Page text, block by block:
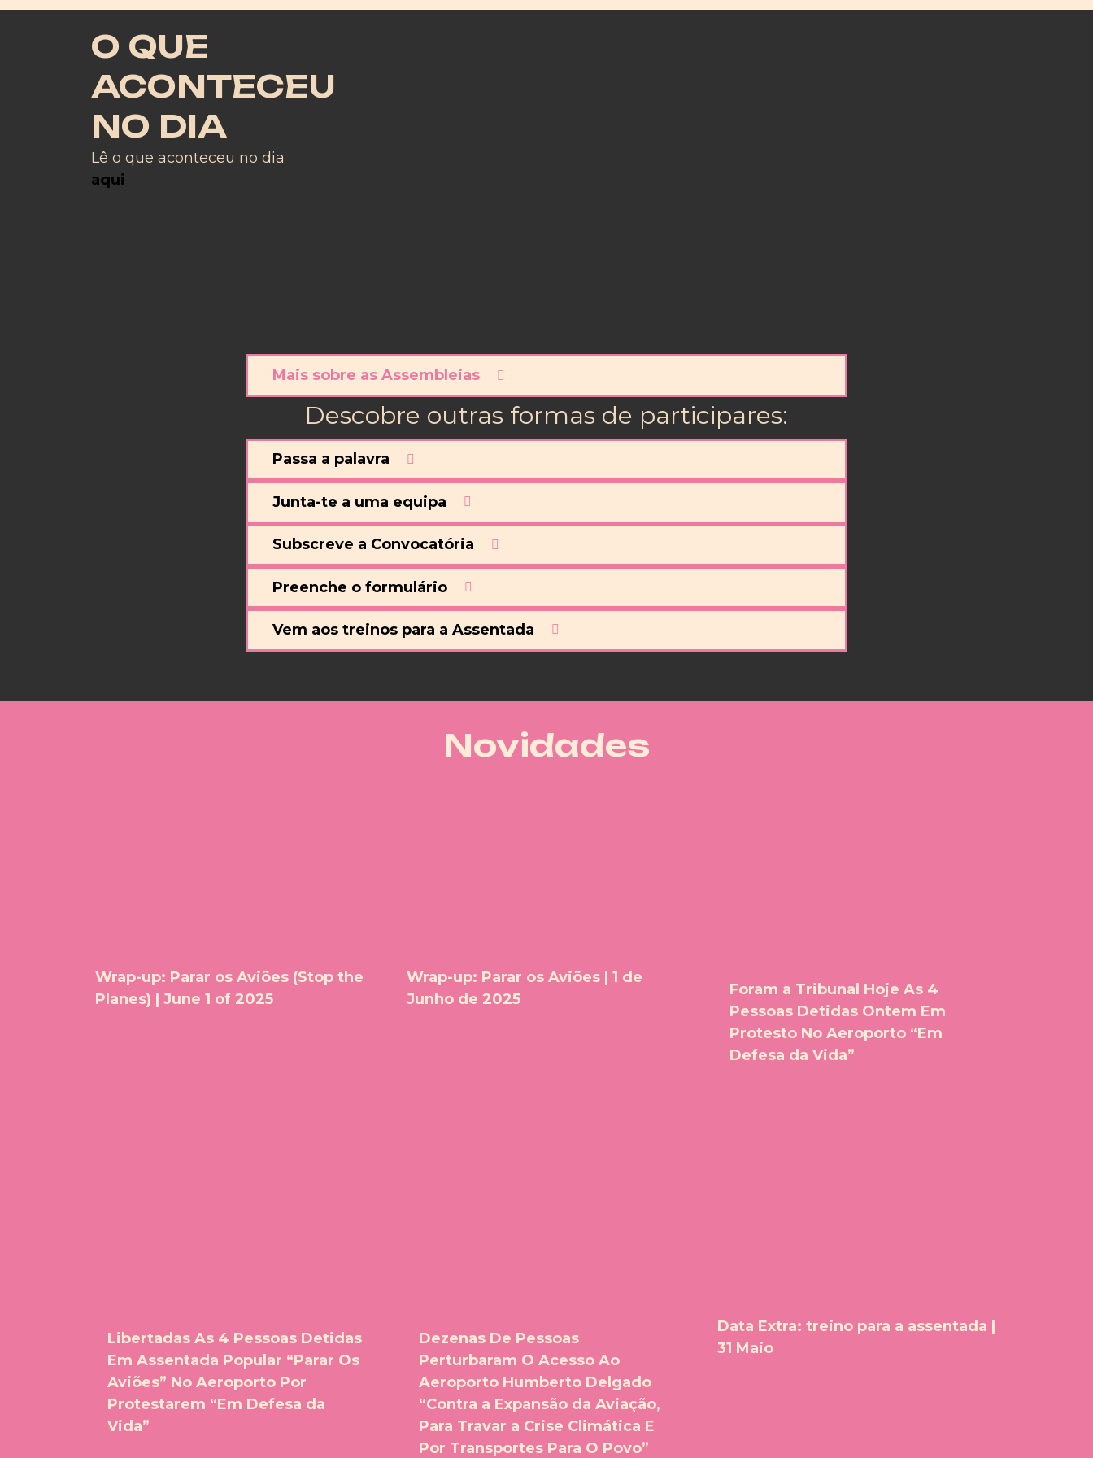
O QUE
ACONTECEU
NO DIA
Lê o que aconteceu no dia
aqui
Mais sobre as Assembleias
Descobre outras formas de participares:
Passa a palavra
Junta-te a uma equipa
Subscreve a Convocatória
Preenche o formulário
Vem aos treinos para a Assentada
Novidades
Wrap-up: Parar os Aviões (Stop the
Planes) | June 1 of 2025
Wrap-up: Parar os Aviões | 1 de
Junho de 2025
Foram a Tribunal Hoje As 4
Pessoas Detidas Ontem Em
Protesto No Aeroporto “Em
Defesa da Vida”
Libertadas As 4 Pessoas Detidas
Em Assentada Popular “Parar Os
Aviões” No Aeroporto Por
Protestarem “Em Defesa da
Vida”
Dezenas De Pessoas
Perturbaram O Acesso Ao
Aeroporto Humberto Delgado
“Contra a Expansão da Aviação,
Para Travar a Crise Climática E
Por Transportes Para O Povo”
Data Extra: treino para a assentada |
31 Maio